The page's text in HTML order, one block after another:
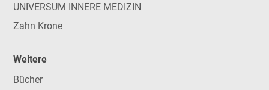
UNIVERSUM INNERE MEDIZIN
Zahn Krone
Weitere
Bücher